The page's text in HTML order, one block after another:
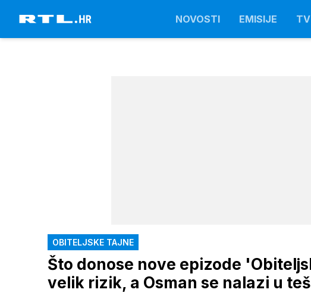
NOVOSTI EMISIJE TV
OBITELJSKE TAJNE
Što donose nove epizode
velik rizik, a Osman se nalazi u